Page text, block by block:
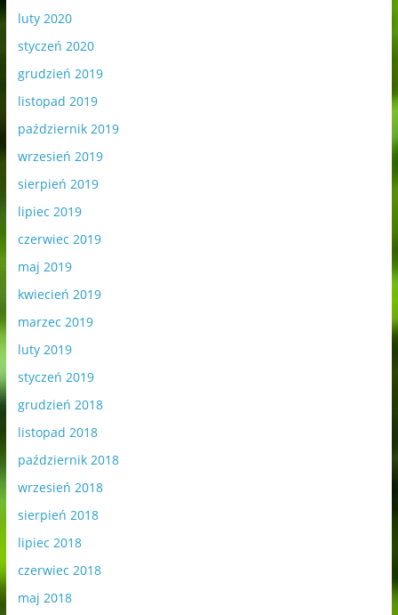
luty 2020
styczeń 2020
grudzień 2019
listopad 2019
październik 2019
wrzesień 2019
sierpień 2019
lipiec 2019
czerwiec 2019
maj 2019
kwiecień 2019
marzec 2019
luty 2019
styczeń 2019
grudzień 2018
listopad 2018
październik 2018
wrzesień 2018
sierpień 2018
lipiec 2018
czerwiec 2018
maj 2018